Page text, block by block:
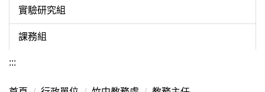
實驗研究組
課務組
:::